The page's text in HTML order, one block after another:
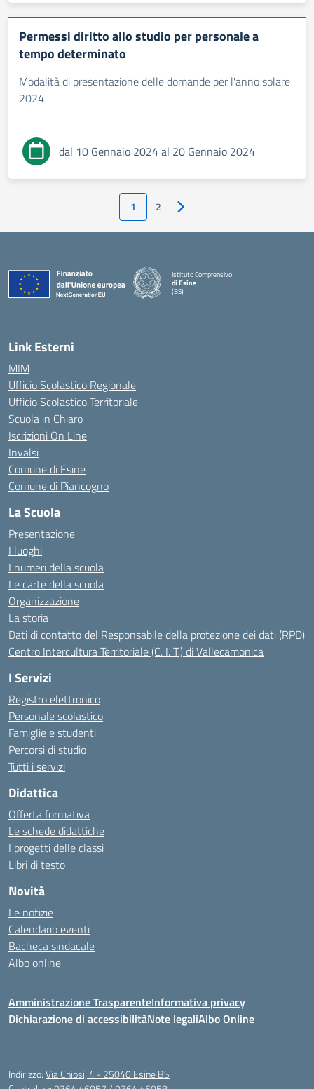
Permessi diritto allo studio per personale a
tempo determinato
Modalità di presentazione delle domande per l'anno solare
2024
dal 10 Gennaio 2024 al 20 Gennaio 2024
1 2 Pagina successiva
Istituto Comprensivo
di Esine
(BS)
Link Esterni
MIM
Ufficio Scolastico Regionale
Ufficio Scolastico Territoriale
Scuola in Chiaro
Iscrizioni On Line
Invalsi
Comune di Esine
Comune di Piancogno
La Scuola
Presentazione
I luoghi
I numeri della scuola
Le carte della scuola
Organizzazione
La storia
Dati di contatto del Responsabile della protezione dei dati (RPD)
Centro Intercultura Territoriale (C. I. T.) di Vallecamonica
I Servizi
Registro elettronico
Personale scolastico
Famiglie e studenti
Percorsi di studio
Tutti i servizi
Didattica
Offerta formativa
Le schede didattiche
I progetti delle classi
Libri di testo
Novità
Le notizie
Calendario eventi
Bacheca sindacale
Albo online
Amministrazione TrasparenteInformativa privacy
Dichiarazione di accessibilitàNote legaliAlbo Online
Indirizzo:Via Chiosi, 4 - 25040 Esine BS